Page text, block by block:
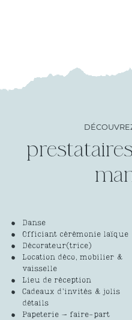
Danse
Officiant cérémonie laïque
Décorateur(trice)
Location déco, mobilier &
vaisselle
Lieu de réception
Cadeaux d’invités & jolis
détails
Papeterie – faire-part